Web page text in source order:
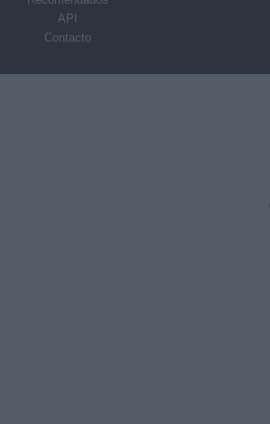
API
Contacto